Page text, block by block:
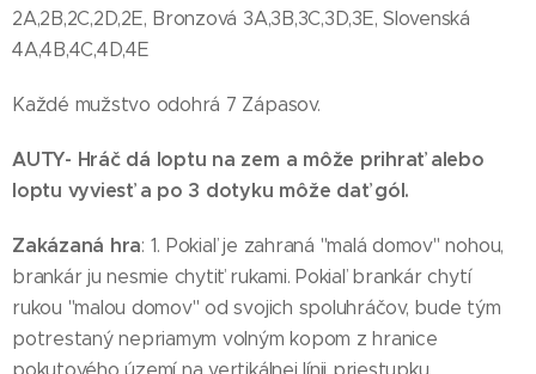
2A,2B,2C,2D,2E, Bronzová 3A,3B,3C,3D,3E, Slovenská
4A,4B,4C,4D,4E
Každé mužstvo odohrá 7 Zápasov.
AUTY- Hráč dá loptu na zem a môže prihrať alebo
loptu vyviesť a po 3 dotyku môže dať gól.
Zakázaná hra: 1. Pokiaľ je zahraná "malá domov" nohou,
brankár ju nesmie chytiť rukami. Pokiaľ brankár chytí
rukou "malou domov" od svojich spoluhráčov, bude tým
potrestaný nepriamym volným kopom z hranice